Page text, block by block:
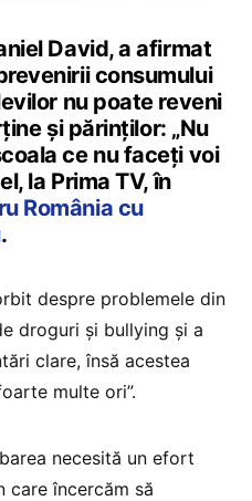
David, a afirmat
consumului
nu poate reveni
și părinților: „Nu
ce nu faceți voi
la Prima TV, în
România cu
.
despre problemele din
droguri și bullying și a
clare, însă acestea
multe ori”.
necesită un efort
care încercăm să